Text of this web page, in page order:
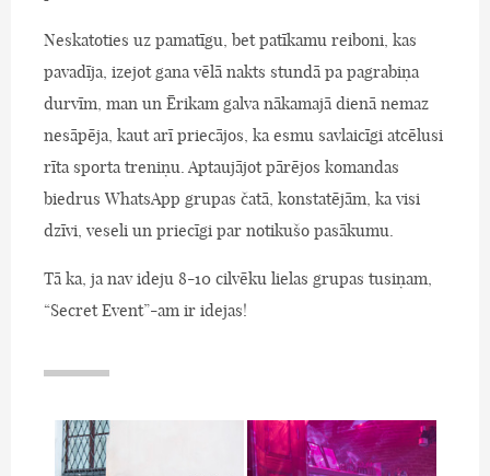
Neskatoties uz pamatīgu, bet patīkamu reiboni, kas
pavadīja, izejot gana vēlā nakts stundā pa pagrabiņa
durvīm, man un Ērikam galva nākamajā dienā nemaz
nesāpēja, kaut arī priecājos, ka esmu savlaicīgi atcēlusi
rīta sporta treniņu. Aptaujājot pārējos komandas
biedrus WhatsApp grupas čatā, konstatējām, ka visi
dzīvi, veseli un priecīgi par notikušo pasākumu.
Tā ka, ja nav ideju 8-10 cilvēku lielas grupas tusiņam,
“Secret Event”-am ir idejas!